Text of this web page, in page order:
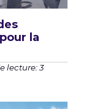
la
lecture: 3